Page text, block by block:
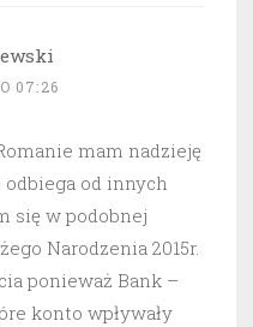
07:26
mam nadzieję
odbiega od innych
się w podobnej
Narodzenia 2015r.
ponieważ Bank –
konto wpływały